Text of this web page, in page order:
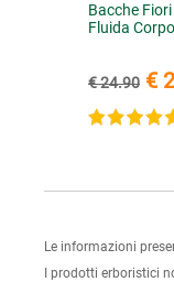
Bacche
Fluida Corpo
€ 24.90 €
Le informazioni
I prodotti erboristici